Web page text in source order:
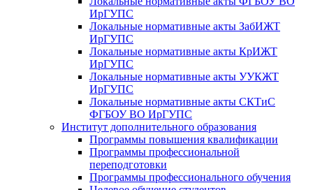
ИрГУПС
Локальные нормативные акты ЗабИЖТ
ИрГУПС
Локальные нормативные акты КрИЖТ
ИрГУПС
Локальные нормативные акты УУКЖТ
ИрГУПС
Локальные нормативные акты СКТиС
ФГБОУ ВО ИрГУПС
Институт дополнительного образования
Программы повышения квалификации
Программы профессиональной
переподготовки
Программы профессионального обучения